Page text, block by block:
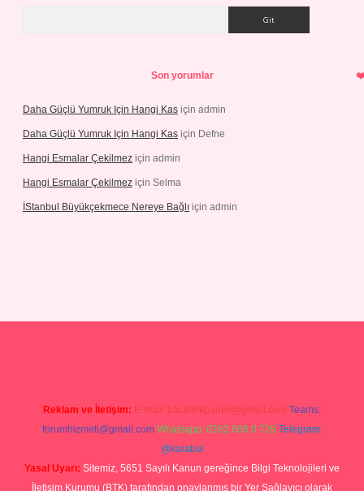
Son yorumlar
Daha Güçlü Yumruk Için Hangi Kas için admin
Daha Güçlü Yumruk Için Hangi Kas için Defne
Hangi Esmalar Çekilmez için admin
Hangi Esmalar Çekilmez için Selma
İStanbul Büyükçekmece Nereye Bağlı için admin
Reklam ve İletişim: E-mail: backlinkpaneli@gmail.com Teams:
forumhizmeti@gmail.com Whatsapp: 0262 606 0 726 Telegram:
@karabul
Yasal Uyarı: Sitemiz, 5651 Sayılı Kanun gereğince Bilgi Teknolojileri ve
İletişim Kurumu (BTK) tarafından onaylanmış bir Yer Sağlayıcı olarak